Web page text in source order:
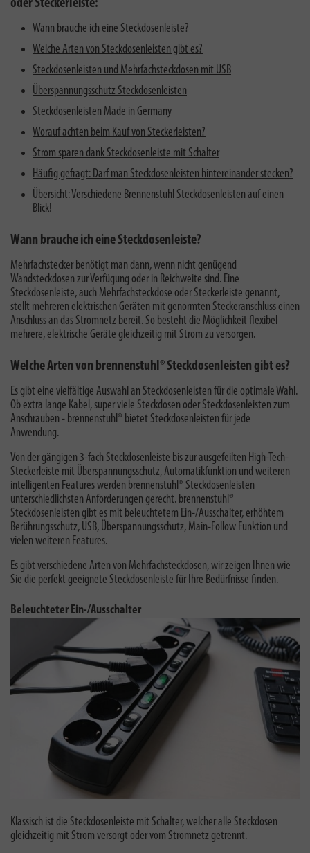
oder Steckerleiste:
Wann brauche ich eine Steckdosenleiste?
Welche Arten von Steckdosenleisten gibt es?
Steckdosenleisten und Mehrfachsteckdosen mit USB
Überspannungsschutz Steckdosenleisten
Steckdosenleisten Made in Germany
Worauf achten beim Kauf von Steckerleisten?
Strom sparen dank Steckdosenleiste mit Schalter
Häufig gefragt: Darf man Steckdosenleisten hintereinander stecken?
Übersicht: Verschiedene Brennenstuhl Steckdosenleisten auf einen
Blick!
Wann brauche ich eine Steckdosenleiste?
Mehrfachstecker benötigt man dann, wenn nicht genügend
Wandsteckdosen zur Verfügung oder in Reichweite sind. Eine
Steckdosenleiste, auch Mehrfachsteckdose oder Steckerleiste genannt,
stellt mehreren elektrischen Geräten mit genormten Steckeranschluss einen
Anschluss an das Stromnetz bereit. So besteht die Möglichkeit flexibel
mehrere, elektrische Geräte gleichzeitig mit Strom zu versorgen.
Welche Arten von brennenstuhl® Steckdosenleisten gibt es?
Es gibt eine vielfältige Auswahl an Steckdosenleisten für die optimale Wahl.
Ob extra lange Kabel, super viele Steckdosen oder Steckdosenleisten zum
Anschrauben - brennenstuhl® bietet Steckdosenleisten für jede
Anwendung.
Von der gängigen 3-fach Steckdosenleiste bis zur ausgefeilten High-Tech-
Steckerleiste mit Überspannungsschutz, Automatikfunktion und weiteren
intelligenten Features werden brennenstuhl® Steckdosenleisten
unterschiedlichsten Anforderungen gerecht. brennenstuhl®
Steckdosenleisten gibt es mit beleuchtetem Ein-/Ausschalter, erhöhtem
Berührungsschutz, USB, Überspannungsschutz, Main-Follow Funktion und
vielen weiteren Features.
Es gibt verschiedene Arten von Mehrfachsteckdosen, wir zeigen Ihnen wie
Sie die perfekt geeignete Steckdosenleiste für Ihre Bedürfnisse finden.
Beleuchteter Ein-/Ausschalter
Klassisch ist die Steckdosenleiste mit Schalter, welcher alle Steckdosen
gleichzeitig mit Strom versorgt oder vom Stromnetz getrennt.